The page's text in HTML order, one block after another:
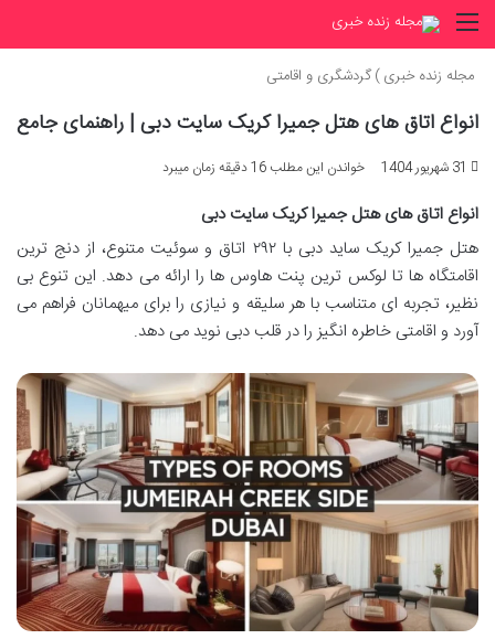
منو
مجله زنده خبری)گردشگری و اقامتی
انواع اتاق های هتل جمیرا کریک سایت دبی | راهنمای جامع
31 شهریور 1404 خواندن این مطلب 16 دقیقه زمان میبرد
انواع اتاق های هتل جمیرا کریک سایت دبی
هتل جمیرا کریک ساید دبی با ۲۹۲ اتاق و سوئیت متنوع، از دنج ترین
اقامتگاه ها تا لوکس ترین پنت هاوس ها را ارائه می دهد. این تنوع بی
نظیر، تجربه ای متناسب با هر سلیقه و نیازی را برای میهمانان فراهم می
آورد و اقامتی خاطره انگیز را در قلب دبی نوید می دهد.